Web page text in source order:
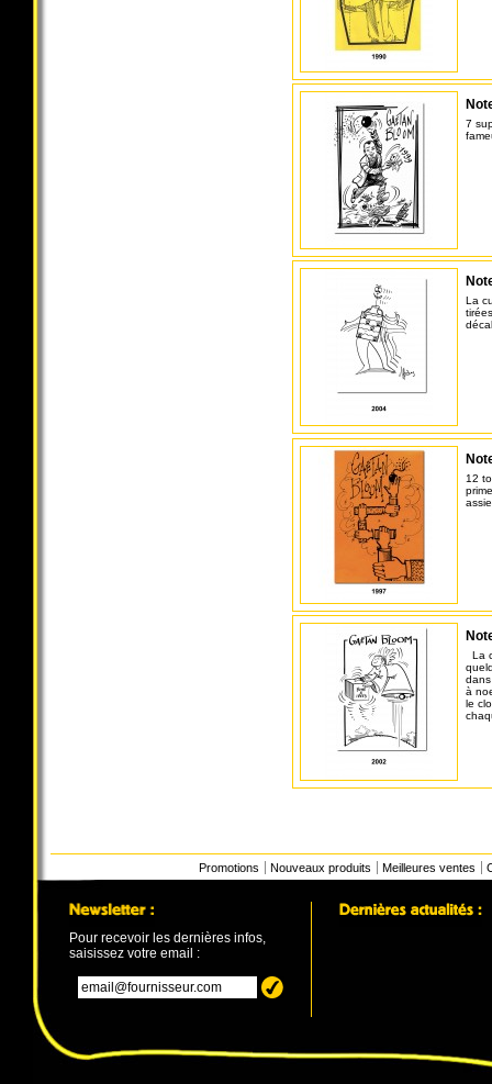
7
La
12
La
à
le
Promotions Nouveaux produits Meilleures ventes
Pour recevoir les dernières infos,
saisissez votre email :